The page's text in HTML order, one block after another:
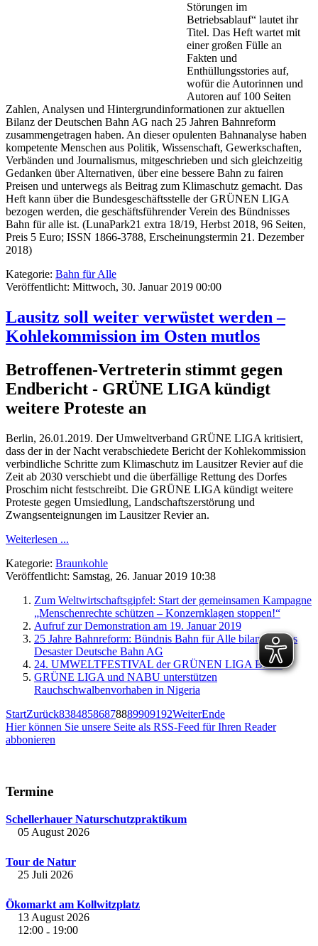
Störungen im
Betriebsablauf“ lautet ihr
Titel. Das Heft wartet mit
einer großen Fülle an
Fakten und
Enthüllungsstories auf,
wofür die Autorinnen und
Autoren auf 100 Seiten
Zahlen, Analysen und Hintergrundinformationen zur aktuellen
Bilanz der Deutschen Bahn AG nach 25 Jahren Bahnreform
zusammengetragen haben. An dieser opulenten Bahnanalyse haben
kompetente Menschen aus Politik, Wissenschaft, Gewerkschaften,
Verbänden und Journalismus, mitgeschrieben und sich gleichzeitig
Gedanken über Alternativen, über eine bessere Bahn zu fairen
Preisen und unterwegs als Beitrag zum Klimaschutz gemacht. Das
Heft kann über die Bundesgeschäftsstelle der GRÜNEN LIGA
bezogen werden, die geschäftsführender Verein des Bündnisses
Bahn für alle ist. (LunaPark21 extra 18/19, Herbst 2018, 96 Seiten,
Preis 5 Euro; ISSN 1866-3788, Erscheinungstermin 21. Dezember
2018)
Kategorie: Bahn für Alle
Veröffentlicht: Mittwoch, 30. Januar 2019 00:00
Lausitz soll weiter verwüstet werden –
Kohlekommission im Osten mutlos
Betroffenen-Vertreterin stimmt gegen
Endbericht - GRÜNE LIGA kündigt
weitere Proteste an
Berlin, 26.01.2019. Der Umweltverband GRÜNE LIGA kritisiert,
dass der in der Nacht verabschiedete Bericht der Kohlekommission
verbindliche Schritte zum Klimaschutz im Lausitzer Revier auf die
Zeit ab 2030 verschiebt und die überfällige Rettung des Dorfes
Proschim nicht festschreibt. Die GRÜNE LIGA kündigt weitere
Proteste gegen Umsiedlung, Landschaftszerstörung und
Zwangsenteignungen im Lausitzer Revier an.
Weiterlesen ...
Kategorie: Braunkohle
Veröffentlicht: Samstag, 26. Januar 2019 10:38
Zum Weltwirtschaftsgipfel: Start der gemeinsamen Kampagne
„Menschenrechte schützen – Konzernklagen stoppen!“
Aufruf zur Demonstration am 19. Januar 2019
25 Jahre Bahnreform: Bündnis Bahn für Alle bilanziert das
Desaster Deutsche Bahn AG
24. UMWELTFESTIVAL der GRÜNEN LIGA Berlin
GRÜNE LIGA und NABU unterstützen
Rauchschwalbenvorhaben in Nigeria
StartZurück83848586878889909192WeiterEnde
Hier können Sie unsere Seite als RSS-Feed für Ihren Reader
abbonieren
Termine
Schellerhauer Naturschutzpraktikum
05 August 2026
Tour de Natur
25 Juli 2026
Ökomarkt am Kollwitzplatz
13 August 2026
12:00 - 19:00